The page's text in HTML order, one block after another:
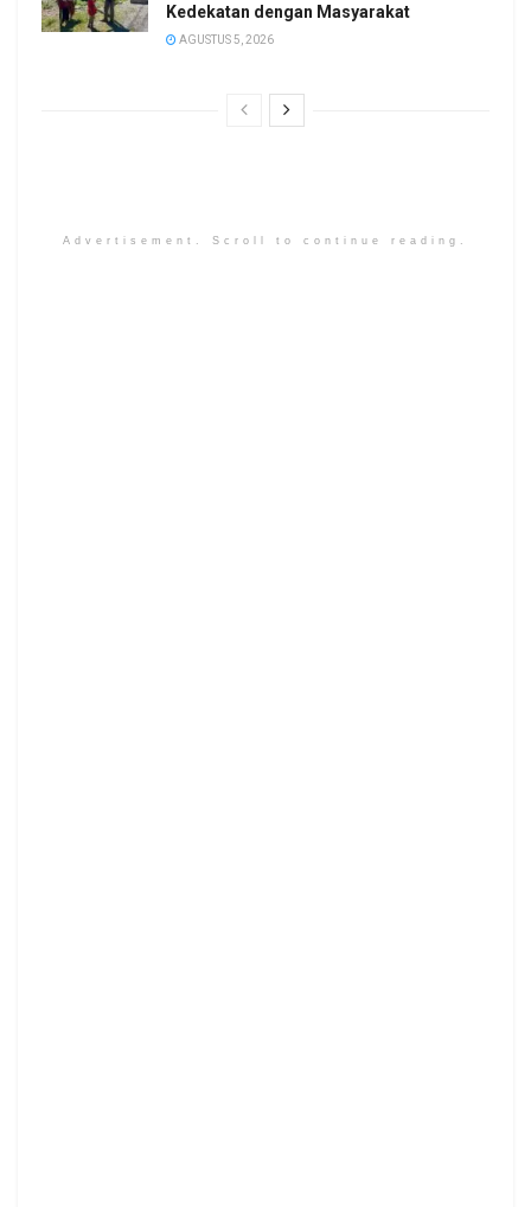
Kedekatan dengan Masyarakat
AGUSTUS 5, 2026
Advertisement. Scroll to continue reading.